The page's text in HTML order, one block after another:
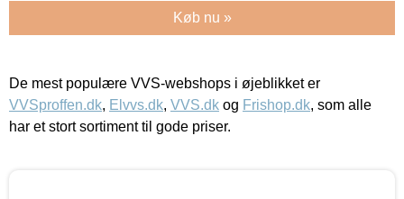
Køb nu »
De mest populære VVS-webshops i øjeblikket er
VVSproffen.dk, Elvvs.dk, VVS.dk og Frishop.dk, som alle
har et stort sortiment til gode priser.